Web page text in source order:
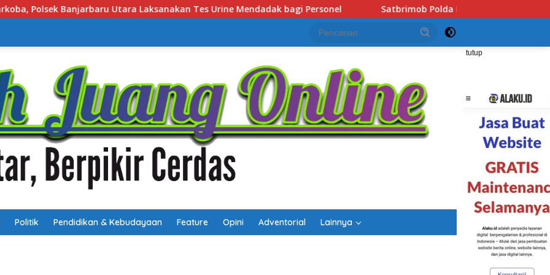
Urine Mendadak bagi Personel Satbrimob Polda Kalsel Hadir Bantu Warga Terdampak Kemarau, Salurkan Air
tutup
Politik Pendidikan & Kebudayaan Feature Opini Adventorial Lainnya